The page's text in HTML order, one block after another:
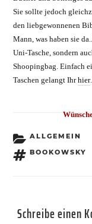
Sie sollte jedoch
den liebgewonnenen
Mann, was haben sie
Uni-Tasche, sondern
Shoopingbag. Einfach
Taschen gelangt Ihrhier
KATEGORIEN
ALLGEMEIN
BOOKOWSKY
Schreibe einen